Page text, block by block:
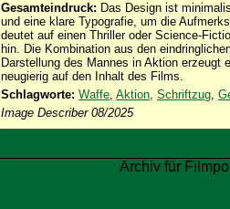
Gesamteindruck: Das Design ist
und eine klare Typografie, um die
deutet auf einen Thriller oder Science-
hin. Die Kombination aus den
Darstellung des Mannes in Aktion erzeugt
neugierig auf den Inhalt des Films.
Schlagworte: Waffe, Aktion, Schriftzug,
Image Describer 08/2025
Archiv für